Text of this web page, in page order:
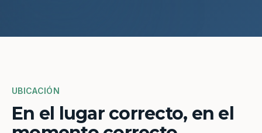
UBICACIÓN
En el lugar correcto, en el